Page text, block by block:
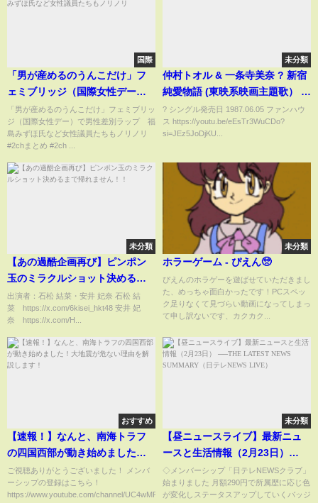
国際
「男が産めるのうんこだけ」フ
ェミブリッジ（国際女性デー）
で男性差別ラップ 福島みずほ
氏など女性議員たちもノリノリ
「男が産めるのうんこだけ」フェミブリッ
ジ（国際女性デー）で男性差別ラップ 福
島みずほ氏など女性議員たちもノリノリ
#2chまとめ #2ch ...
未分類
仲村トオル & 一条寺美奈 ? 新宿
純愛物語 (東映系映画主題歌） ?
平凡楽譜歌詞
? シングル発売日 1987.06.05 ファンハウ
ス https://youtu.be/eEsTr3WuCDo?
si=JEz5JoDjKU...
未分類
【あの過酷企画再び】ピンポン
玉のミラクルショット決めるま
で帰れません！！
出演者：石松 結菜・安井 妃奈 石松 結
菜 https://x.com/6kisei_hkt48 安井 妃
奈 https://x.com/H...
未分類
ホラーゲーム - ぴえん🥺
ぴえんのホラゲーを遊ばせていただきまし
た、めっちゃ面白かったです！PCスペッ
ク足りなくて見づらい動画になってしまっ
て申し訳ないです、カクカク...
おすすめ
【速報！】なんと、南海トラフ
の四国西部が動き始めました！
大地震が危ない理由を解説しま
す！
ご視聴ありがとうございました！ メンバ
ーシップの登録はこちら！
https://www.youtube.com/channel/UC4wMR...
未分類
【昼ニュースライブ】最新ニュ
ースと生活情報（2月23日）
──THE LATEST NEWS
SUMMARY（日テレNEWS
◇メンバーシップ「日テレNEWSクラブ」
始まりました 月額290円で所属歴に応じ色
が変化しステータスアップしていくバッジ